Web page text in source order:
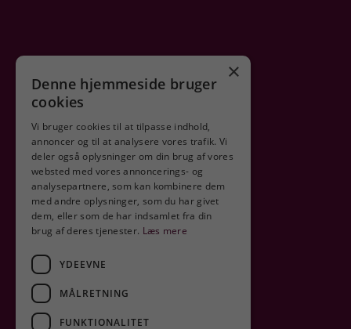
Sikker shopping
×
Denne hjemmeside bruger
cookies
Vi bruger cookies til at tilpasse indhold,
annoncer og til at analysere vores trafik. Vi
deler også oplysninger om din brug af vores
websted med vores annoncerings- og
analysepartnere, som kan kombinere dem
med andre oplysninger, som du har givet
dem, eller som de har indsamlet fra din
brug af deres tjenester. Læs mere
YDEEVNE
MÅLRETNING
FUNKTIONALITET